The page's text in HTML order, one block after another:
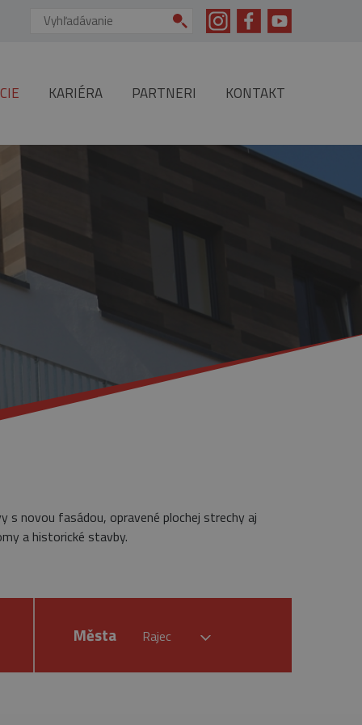
Vyhľadávanie:
KARIÉRA PARTNERI KONTAKT
s novou fasádou, opravené plochej strechy aj
a historické stavby.
Města Rajec